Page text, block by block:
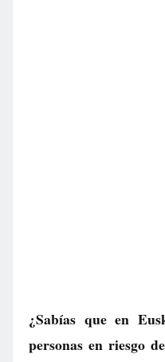
¿Sabías que en
personas en riesgo